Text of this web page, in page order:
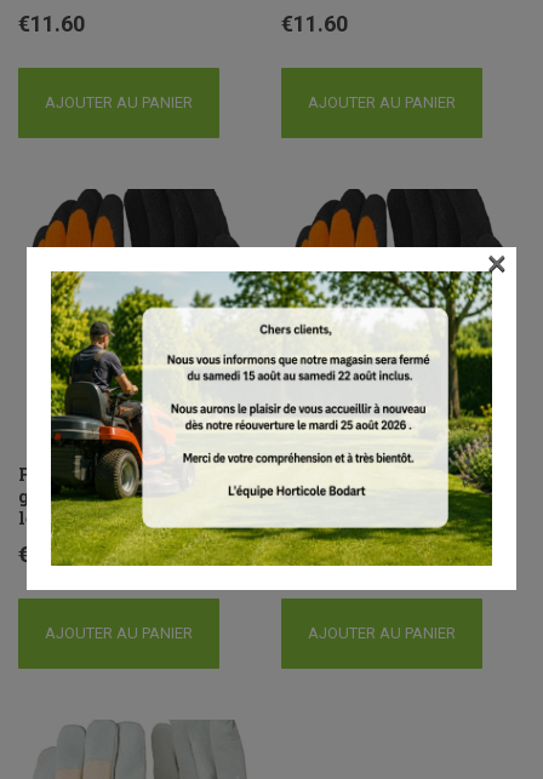
€11.60
AJOUTER AU PANIER
€11.60
AJOUTER AU PANIER
FUNCTION ThermoGrip,
gants de protection contre
le froid, taille S
€ 11.60
AJOUTER AU PANIER
FUNCTION ThermoGrip,
gants de protection contre
€11.60
AJOUTER AU PANIER
×